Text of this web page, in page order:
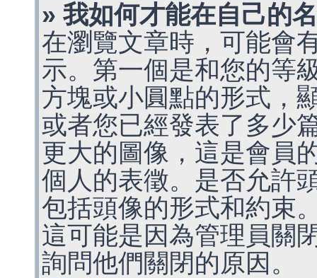
» 我如何才能在自己的
在瀏覽文章時，可能會
示。第一個是和您的等
方塊或小圓點的形式，
或者您已經發表了多少
更大的圖像，這是會員
個人的表徵。是否允許
包括頭像的形式和約束
這可能是因為管理員關
詢問他們關閉的原因。